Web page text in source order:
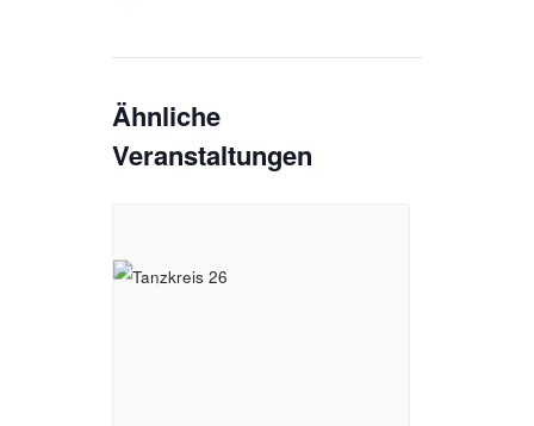
Ähnliche
Veranstaltungen